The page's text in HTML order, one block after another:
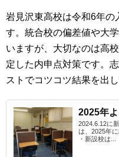
岩見沢東高校は令和6年の
す。統合校の偏差値や大
いますが、大切なのは高
定した内申点対策です。
ストでコツコツ結果を出
2025年
2024.6.12に
は、2025年
・新設校は...